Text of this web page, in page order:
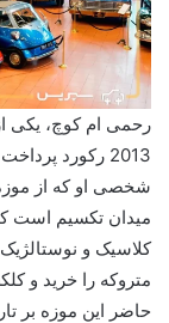
رحمی ام کوچ، یکی
2013 رکورد
شخصی او که از
متروکه را خرید و
حاضر این موزه بر